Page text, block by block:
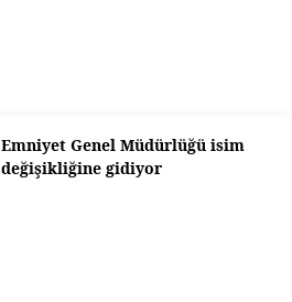
Emniyet Genel Müdürlüğü isim
değişikliğine gidiyor